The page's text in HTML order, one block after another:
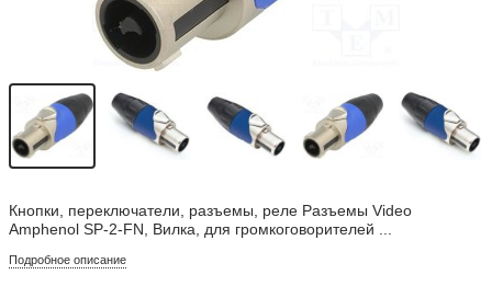
Кнопки, переключатели, разъемы, реле Разъемы Video
Amphenol SP-2-FN, Вилка, для громкоговорителей ...
Подробное описание